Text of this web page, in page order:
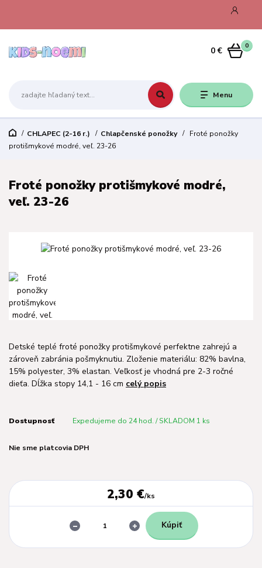
Menu
0
0 €
CHLAPEC (2-16 r.) Chlapčenské ponožky
Froté ponožky
protišmykové modré, veľ. 23-26
Froté ponožky protišmykové modré,
veľ. 23-26
Detské teplé froté ponožky protišmykové perfektne zahrejú a
zároveň zabránia pošmyknutiu. Zloženie materiálu: 82% bavlna,
15% polyester, 3% elastan. Veľkosť je vhodná pre 2-3 ročné
dieťa. Dĺžka stopy 14,1 - 16 cm celý popis
Dostupnosť Expedujeme do 24 hod. / SKLADOM 1 ks
Nie sme platcovia DPH
2,30 €/ks
Kúpiť